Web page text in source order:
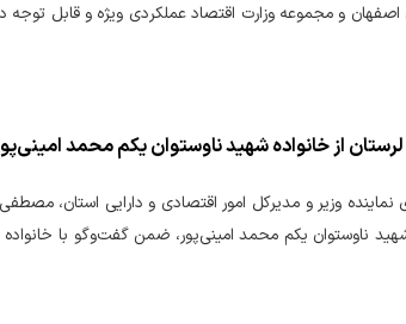
و مجموعه وزارت اقتصاد عملکردی ویژه و قابل توجه
از خانواده شهید ناوستوان یکم محمد
وزیر و مدیرکل امور اقتصادی و دارایی استان،
ناوستوان یکم محمد امینی‌پور، ضمن گفت‌وگو با خانواده